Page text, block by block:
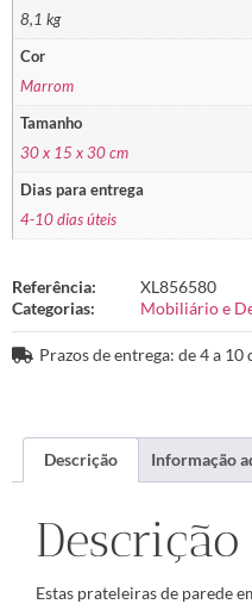
8,1 kg
Cor
Marrom
Tamanho
30 x 15 x 30 cm
Dias para entrega
4-10 dias úteis
Referência:
XL856580
Categorias:
Mobiliário e
Prazos de entrega: de 4 a 10
Descrição Informação
Descrição
Estas prateleiras de parede